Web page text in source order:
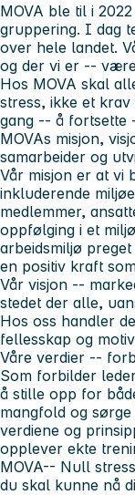
MOVA ble til i
gruppering. I dag
over hele landet.
og der vi er --
Hos MOVA skal
stress, ikke et
gang -- å fortsette
MOVAs misjon,
samarbeider og
Vår misjon er at vi
inkluderende
medlemmer,
oppfølging i et
arbeidsmiljø
en positiv kraft
Vår visjon --
stedet der alle,
Hos oss handler
fellesskap og
Våre verdier --
Som forbilder
å stille opp for
mangfold og
verdiene og
opplever ekte
MOVA-- Null
du skal kunne nå